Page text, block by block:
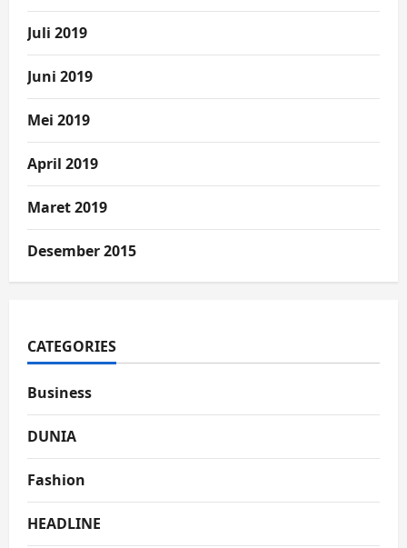
Juli 2019
Juni 2019
Mei 2019
April 2019
Maret 2019
Desember 2015
CATEGORIES
Business
DUNIA
Fashion
HEADLINE